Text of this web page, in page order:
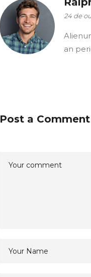
24 de
an
Post a Comment